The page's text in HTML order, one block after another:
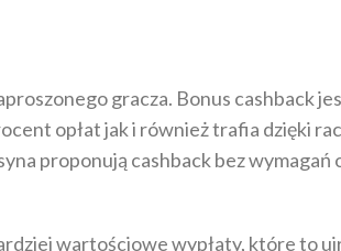
gracza. Bonus cashback
opłat jak i również trafia dzięki
proponują cashback bez
wartościowe wypłaty, które to